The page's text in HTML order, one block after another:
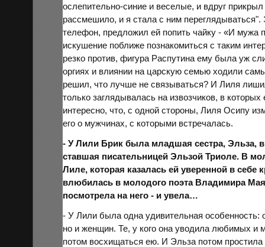
ослепительно-синие и веселые, и вдруг
рассмешило, и я стала с ним переглядываться".
телефон, предложил ей попить чайку - «И мужа
искушение поближе познакомиться с таким
резко против, фигура Распутина ему была уж
оргиях и влиянии на царскую семью ходили
решил, что лучше не связываться? И Лиля
только заглядывалась на извозчиков, в
интересно, что, с одной стороны, Лиля Осипу
его о мужчинах, с которыми встречалась.
- У Лили Брик была младшая сестра, Эльза,
ставшая писательницей Эльзой Триоле. В
Лиле, которая казалась ей уверенной в
влюбилась в молодого поэта Владимира
посмотрела на него - и увела…
- У Лили была одна удивительная особенность:
но и женщин. Те, у кого она уводила любимых и
потом восхищаться ею. И Эльза потом